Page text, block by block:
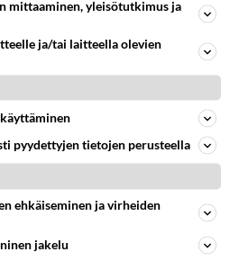
Satu sai jättimäisen rahasalkun
on tämä suosittu laulaja
Tämä leffa tv:ssä herättää
mittaaminen, yleisötutkimus ja
ja/tai laitteella olevien
pyydettyjen tietojen perusteella
ehkäiseminen ja virheiden
jakelu